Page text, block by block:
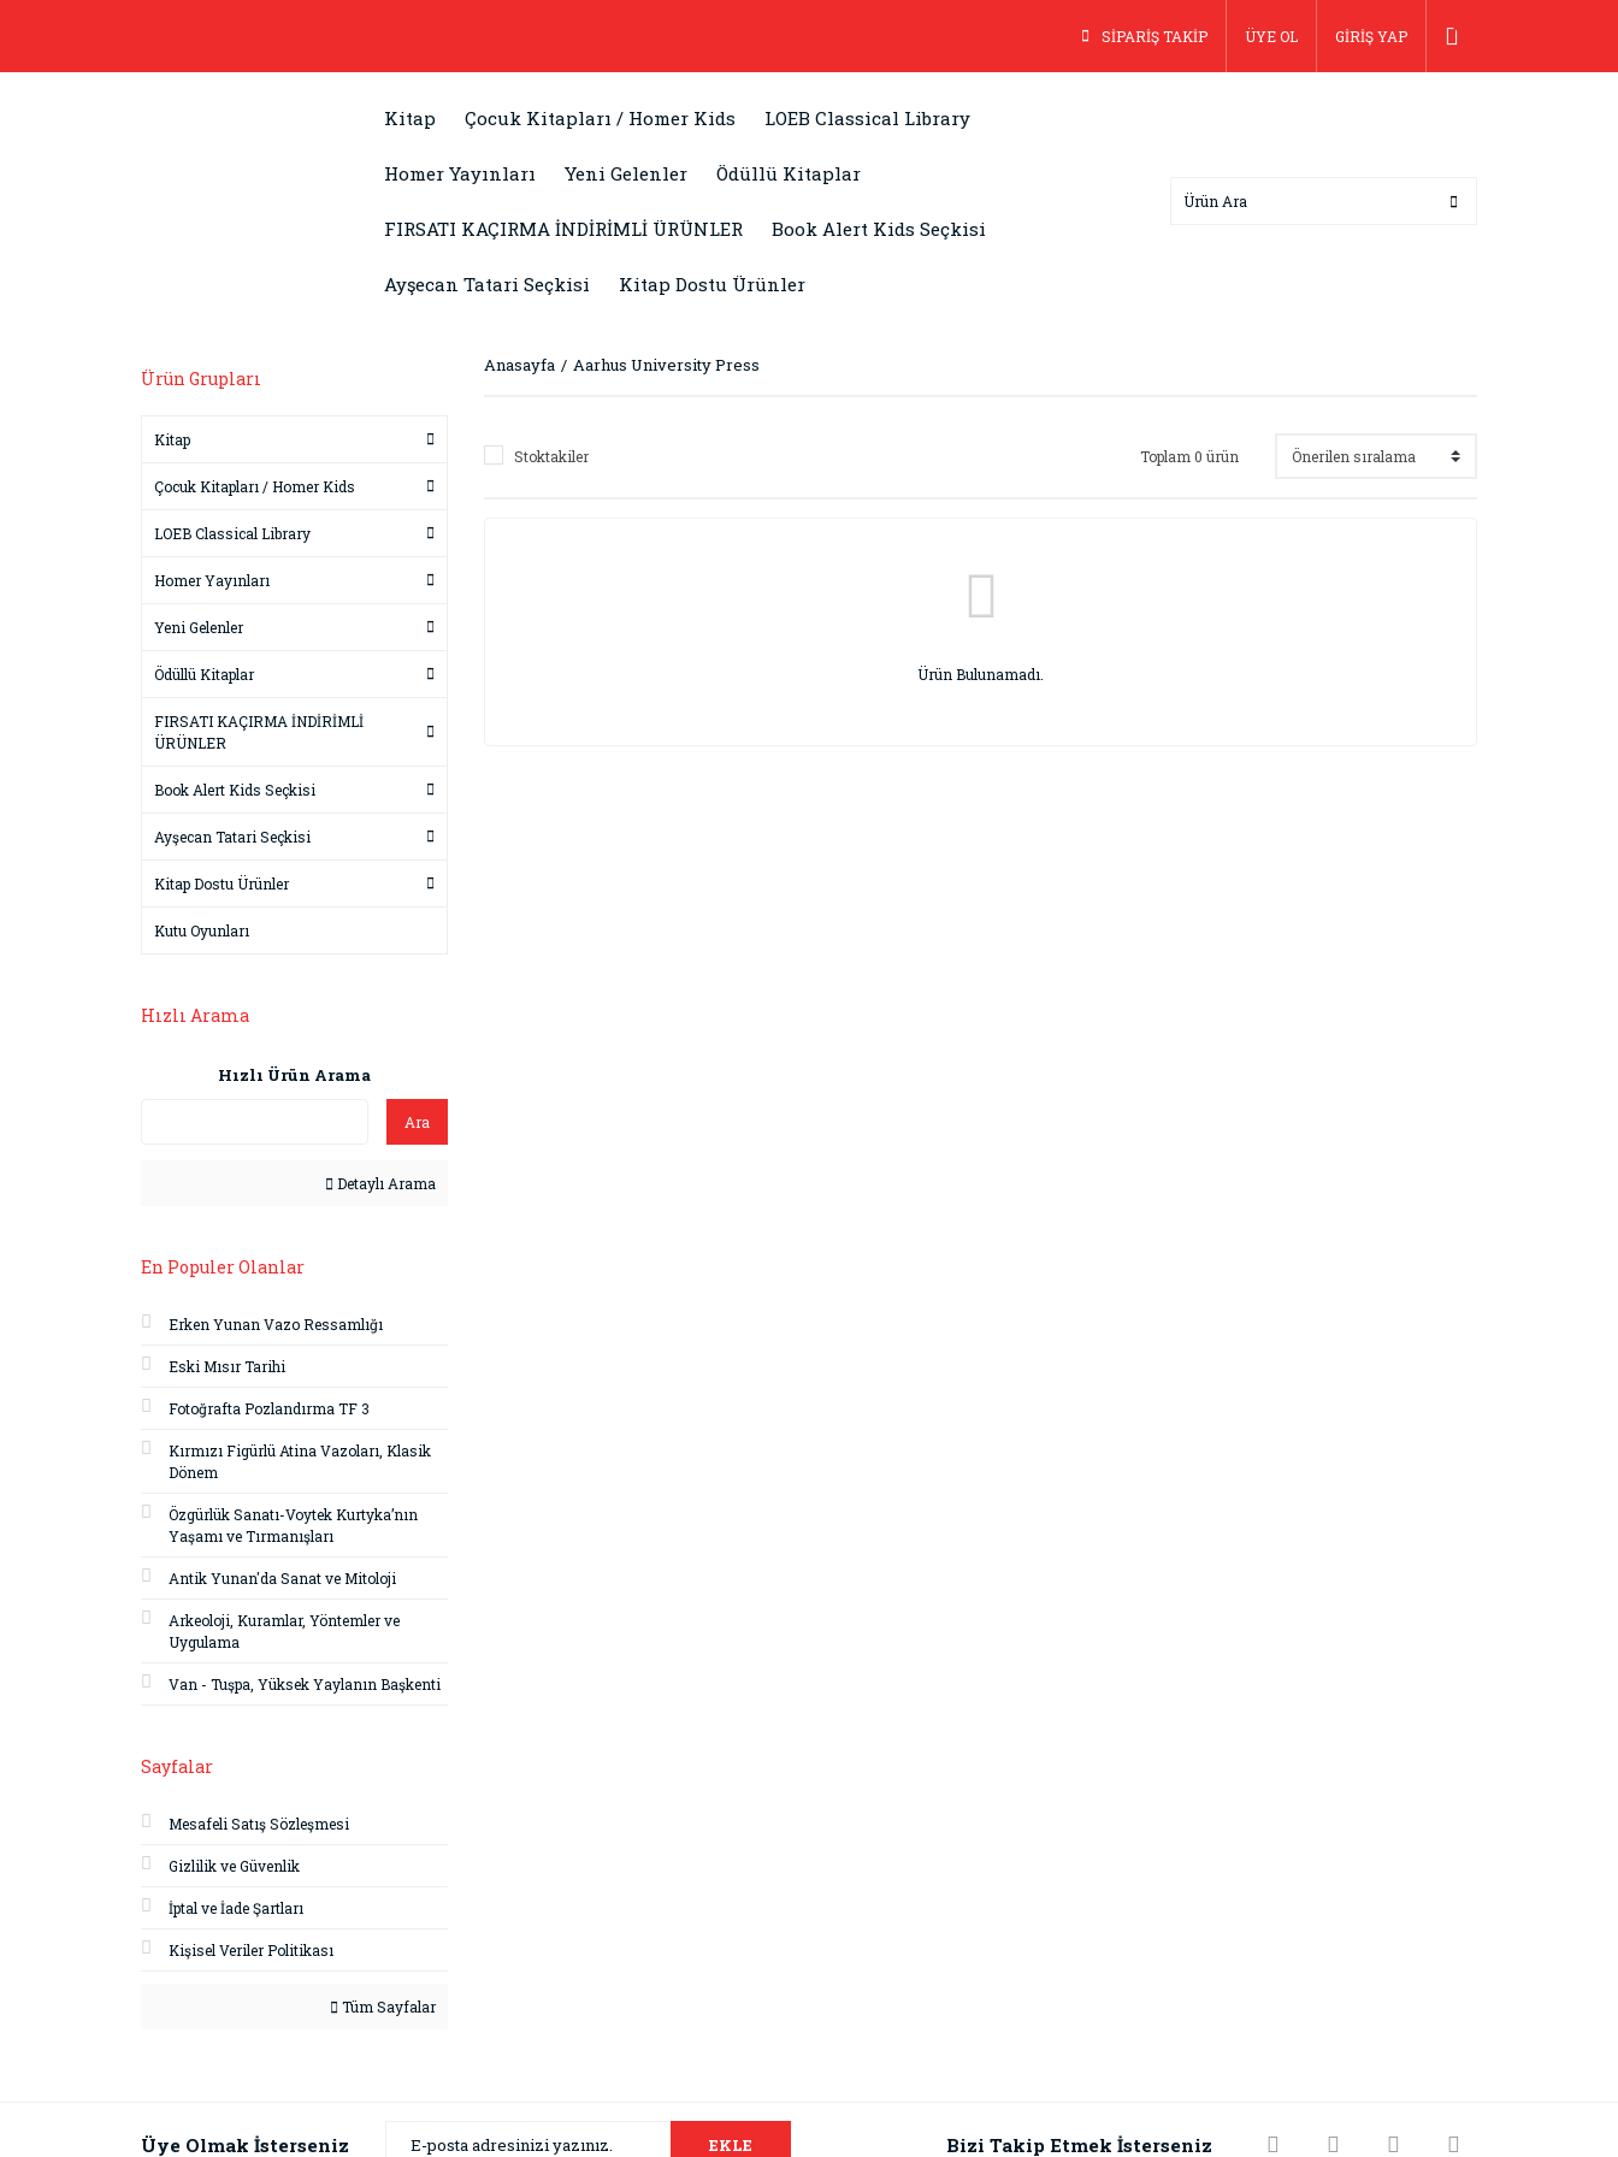
SİPARİŞ TAKİP ÜYE OL GİRİŞ YAP
Kitap Çocuk Kitapları / Homer Kids LOEB Classical Library
Homer Yayınları Yeni Gelenler Ödüllü Kitaplar
FIRSATI KAÇIRMA İNDİRİMLİ ÜRÜNLER Book Alert Kids Seçkisi
Ayşecan Tatari Seçkisi Kitap Dostu Ürünler
Ürün Grupları
Kitap
Çocuk Kitapları / Homer Kids
LOEB Classical Library
Homer Yayınları
Yeni Gelenler
Ödüllü Kitaplar
FIRSATI KAÇIRMA İNDİRİMLİ
ÜRÜNLER
Book Alert Kids Seçkisi
Ayşecan Tatari Seçkisi
Kitap Dostu Ürünler
Kutu Oyunları
Hızlı Arama
Hızlı Ürün Arama
Ara
Detaylı Arama
En Populer Olanlar
Erken Yunan Vazo Ressamlığı
Eski Mısır Tarihi
Fotoğrafta Pozlandırma TF 3
Kırmızı Figürlü Atina Vazoları, Klasik
Dönem
Özgürlük Sanatı-Voytek Kurtyka’nın
Yaşamı ve Tırmanışları
Antik Yunan'da Sanat ve Mitoloji
Arkeoloji, Kuramlar, Yöntemler ve
Uygulama
Van - Tuşpa, Yüksek Yaylanın Başkenti
Sayfalar
Mesafeli Satış Sözleşmesi
Gizlilik ve Güvenlik
İptal ve İade Şartları
Kişisel Veriler Politikası
Tüm Sayfalar
Anasayfa Aarhus University Press
Stoktakiler Toplam 0 ürün
Ürün Bulunamadı.
Üye Olmak İsterseniz EKLE Bizi Takip Etmek İsterseniz